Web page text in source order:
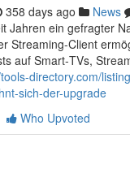
358 days ago News
Jahren ein gefragter
Streaming‑Client
auf Smart‑TVs,
directory.com/
sich-der-upgrade
Who Upvoted